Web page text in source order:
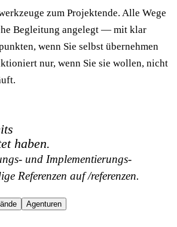
zum Projektende. Alle Wege
Begleitung angelegt — mit klar
wenn Sie selbst übernehmen
nur, wenn Sie sie wollen, nicht
haben.
und Implementierungs-
Referenzen auf /referenzen.
Agenturen